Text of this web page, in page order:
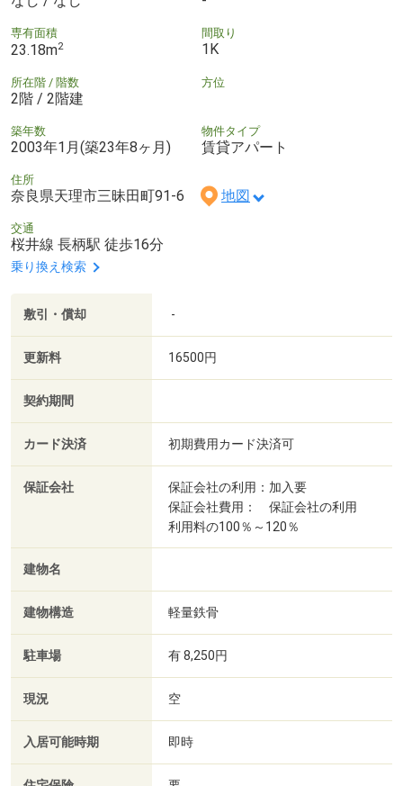
専有面積
23.18m2
間取り
1K
所在階 / 階数
2階 / 2階建
方位
築年数
2003年1月(築23年8ヶ月)
物件タイプ
賃貸アパート
住所
奈良県天理市三昧田町91-6 地図
交通
桜井線 長柄駅 徒歩16分
乗り換え検索
敷引・償却 -
更新料 16500円
契約期間
カード決済 初期費用カード決済可
保証会社
保証会社の利用：加入要
保証会社費用： 保証会社の利用
利用料の100％～120％
建物名
建物構造 軽量鉄骨
駐車場 有 8,250円
現況 空
入居可能時期 即時